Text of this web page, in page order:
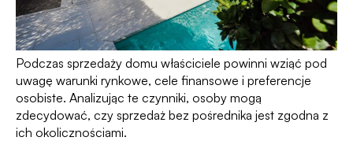
Podczas sprzedaży domu właściciele powinni wziąć pod
uwagę warunki rynkowe, cele finansowe i preferencje
osobiste. Analizując te czynniki, osoby mogą
zdecydować, czy sprzedaż bez pośrednika jest zgodna z
ich okolicznościami.